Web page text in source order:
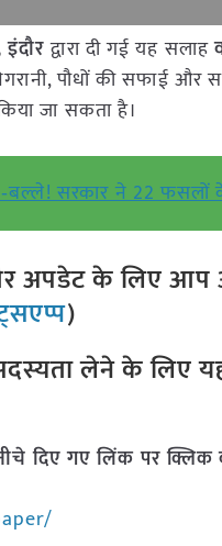
द्वारा दी गई यह सलाह
पौधों की सफाई
जा सकता है।
सरकार ने 22 फसलों
अपडेट के लिए
)
लेने के लिए
दिए गए लिंक पर क्लिक